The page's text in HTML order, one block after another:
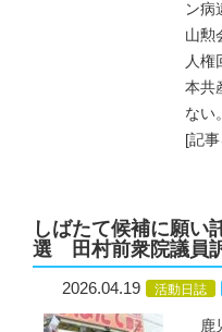
ン病
山勲
人権
本共
ない
[記
しばたて候補に願
選 田村前衆院議員
2026.04.19 活動日誌
鹿